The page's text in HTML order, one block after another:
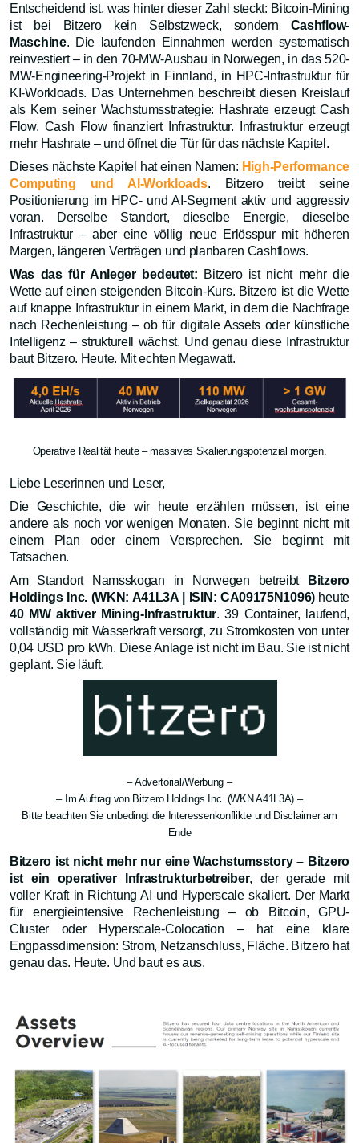
Entscheidend ist, was hinter dieser Zahl steckt: Bitcoin-Mining
ist bei Bitzero kein Selbstzweck, sondern Cashflow-
Maschine. Die laufenden Einnahmen werden systematisch
reinvestiert – in den 70-MW-Ausbau in Norwegen, in das 520-
MW-Engineering-Projekt in Finnland, in HPC-Infrastruktur für
KI-Workloads. Das Unternehmen beschreibt diesen Kreislauf
als Kern seiner Wachstumsstrategie: Hashrate erzeugt Cash
Flow. Cash Flow finanziert Infrastruktur. Infrastruktur erzeugt
mehr Hashrate – und öffnet die Tür für das nächste Kapitel.
Dieses nächste Kapitel hat einen Namen: High-Performance
Computing und AI-Workloads. Bitzero treibt seine
Positionierung im HPC- und AI-Segment aktiv und aggressiv
voran. Derselbe Standort, dieselbe Energie, dieselbe
Infrastruktur – aber eine völlig neue Erlösspur mit höheren
Margen, längeren Verträgen und planbaren Cashflows.
Was das für Anleger bedeutet: Bitzero ist nicht mehr die
Wette auf einen steigenden Bitcoin-Kurs. Bitzero ist die Wette
auf knappe Infrastruktur in einem Markt, in dem die Nachfrage
nach Rechenleistung – ob für digitale Assets oder künstliche
Intelligenz – strukturell wächst. Und genau diese Infrastruktur
baut Bitzero. Heute. Mit echten Megawatt.
Operative Realität heute – massives Skalierungspotenzial morgen.
Liebe Leserinnen und Leser,
Die Geschichte, die wir heute erzählen müssen, ist eine
andere als noch vor wenigen Monaten. Sie beginnt nicht mit
einem Plan oder einem Versprechen. Sie beginnt mit
Tatsachen.
Am Standort Namsskogan in Norwegen betreibt
Bitzero
Holdings Inc. (WKN: A41L3A | ISIN: CA09175N1096)heute
40 MW aktiver Mining-Infrastruktur. 39 Container, laufend,
vollständig mit Wasserkraft versorgt, zu Stromkosten von unter
0,04 USD pro kWh. Diese Anlage ist nicht im Bau. Sie ist nicht
geplant. Sie läuft.
– Advertorial/Werbung –
– Im Auftrag von Bitzero Holdings Inc. (WKN A41L3A) –
Bitte beachten Sie unbedingt die Interessenkonflikte und Disclaimer am
Ende
Bitzero ist nicht mehr nur eine Wachstumsstory – Bitzero
ist ein operativer Infrastrukturbetreiber, der gerade mit
voller Kraft in Richtung AI und Hyperscale skaliert. Der Markt
für energieintensive Rechenleistung – ob Bitcoin, GPU-
Cluster oder Hyperscale-Colocation – hat eine klare
Engpassdimension: Strom, Netzanschluss, Fläche. Bitzero hat
genau das. Heute. Und baut es aus.